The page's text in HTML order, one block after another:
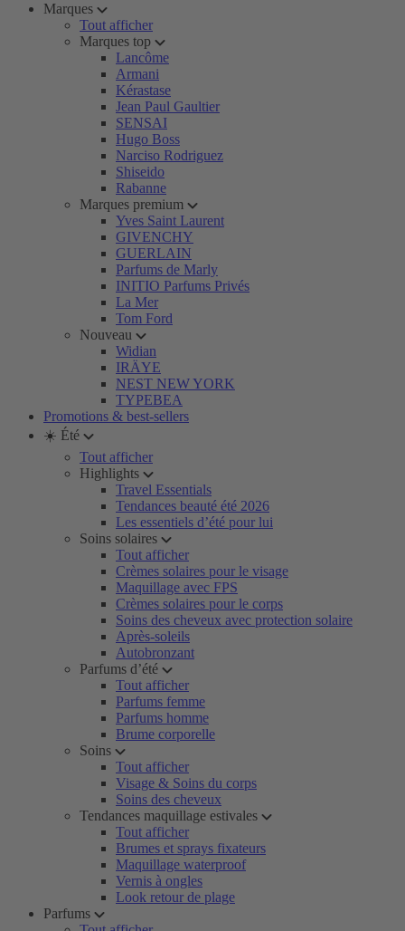
Marques
Tout afficher
Marques top
Lancôme
Armani
Kérastase
Jean Paul Gaultier
SENSAI
Hugo Boss
Narciso Rodriguez
Shiseido
Rabanne
Marques premium
Yves Saint Laurent
GIVENCHY
GUERLAIN
Parfums de Marly
INITIO Parfums Privés
La Mer
Tom Ford
Nouveau
Widian
IRÄYE
NEST NEW YORK
TYPEBEA
Promotions & best-sellers
☀️ Été
Tout afficher
Highlights
Travel Essentials
Tendances beauté été 2026
Les essentiels d’été pour lui
Soins solaires
Tout afficher
Crèmes solaires pour le visage
Maquillage avec FPS
Crèmes solaires pour le corps
Soins des cheveux avec protection solaire
Après-soleils
Autobronzant
Parfums d’été
Tout afficher
Parfums femme
Parfums homme
Brume corporelle
Soins
Tout afficher
Visage & Soins du corps
Soins des cheveux
Tendances maquillage estivales
Tout afficher
Brumes et sprays fixateurs
Maquillage waterproof
Vernis à ongles
Look retour de plage
Parfums